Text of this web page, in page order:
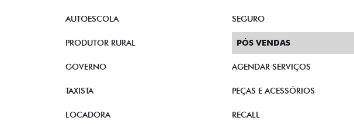
AUTOESCOLA
PRODUTOR RURAL
GOVERNO
TAXISTA
LOCADORA
SEGURO
PÓS VENDAS
AGENDAR SERVIÇOS
PEÇAS E ACESSÓRIOS
RECALL